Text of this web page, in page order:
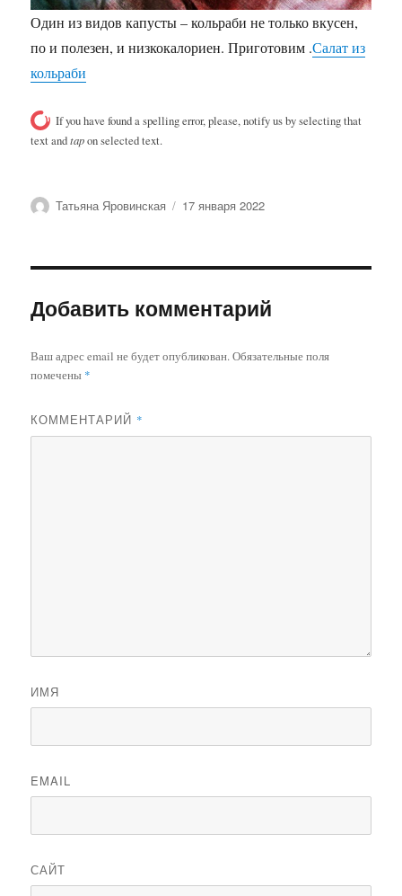
Один из видов капусты – кольраби не только вкусен,
по и полезен, и низкокалориен. Приготовим .Салат из
кольраби
If you have found a spelling error, please, notify us by selecting that
text andtapon selected text.
Автор
Татьяна Яровинская Опубликовано
17 января 2022
Добавить комментарий
Ваш адрес email не будет опубликован.Обязательные поля
помечены *
КОММЕНТАРИЙ *
ИМЯ
EMAIL
САЙТ